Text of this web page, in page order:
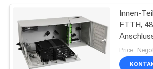
FTTH-
Innen-
FTTH,
Optik